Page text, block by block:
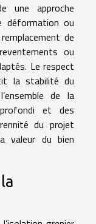
une approche
déformation ou
de
ou
Le respect
la stabilité du
de la
et des
du projet
valeur du bien